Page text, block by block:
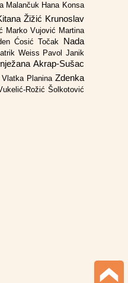
Malančuk Hana Konsa
Žižić Krunoslav
Marko Vujović Martina
Ćosić Točak Nada
Weiss Pavol Janik
Akrap-Sušac
Vlatka Planina Zdenka
Rožić Šolkotović